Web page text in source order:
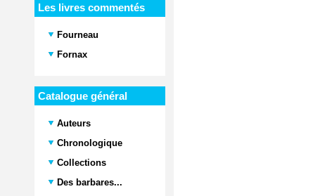
Les livres commentés
Fourneau
Fornax
Catalogue général
Auteurs
Chronologique
Collections
Des barbares...